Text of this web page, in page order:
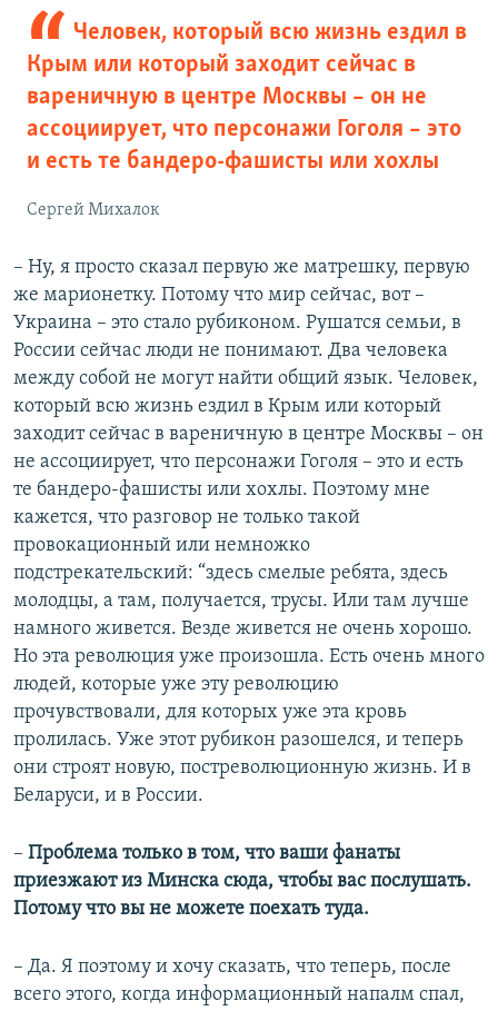
Человек, который всю жизнь ездил в
Крым или который заходит сейчас в
вареничную в центре Москвы – он не
ассоциирует, что персонажи Гоголя – это
и есть те бандеро-фашисты или хохлы
Сергей Михалок
– Ну, я просто сказал первую же матрешку, первую
же марионетку. Потому что мир сейчас, вот –
Украина – это стало рубиконом. Рушатся семьи, в
России сейчас люди не понимают. Два человека
между собой не могут найти общий язык. Человек,
который всю жизнь ездил в Крым или который
заходит сейчас в вареничную в центре Москвы – он
не ассоциирует, что персонажи Гоголя – это и есть
те бандеро-фашисты или хохлы. Поэтому мне
кажется, что разговор не только такой
провокационный или немножко
подстрекательский: “здесь смелые ребята, здесь
молодцы, а там, получается, трусы. Или там лучше
намного живется. Везде живется не очень хорошо.
Но эта революция уже произошла. Есть очень много
людей, которые уже эту революцию
прочувствовали, для которых уже эта кровь
пролилась. Уже этот рубикон разошелся, и теперь
они строят новую, постреволюционную жизнь. И в
Беларуси, и в России.
– Проблема только в том, что ваши фанаты
приезжают из Минска сюда, чтобы вас послушать.
Потому что вы не можете поехать туда.
– Да. Я поэтому и хочу сказать, что теперь, после
всего этого, когда информационный напалм спал,